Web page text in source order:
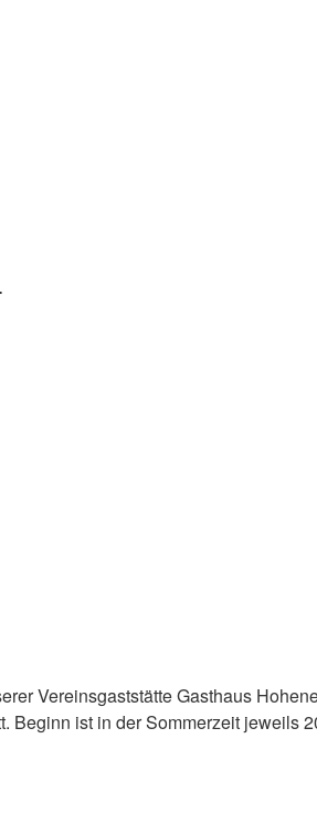
Vereinsgaststätte Gasthaus
Beginn ist in der Sommerzeit jeweils